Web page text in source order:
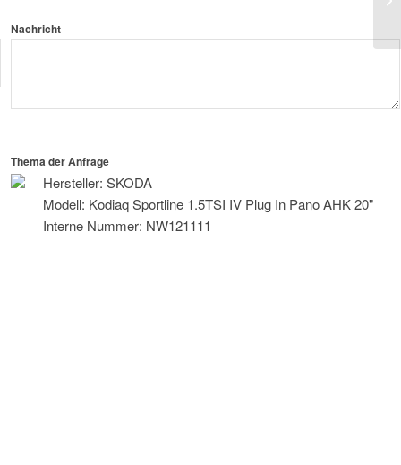
Nachricht
Thema der Anfrage
Hersteller: SKODA
Modell: Kodiaq Sportline 1.5TSI IV Plug In Pano AHK 20"
Interne Nummer: NW121111